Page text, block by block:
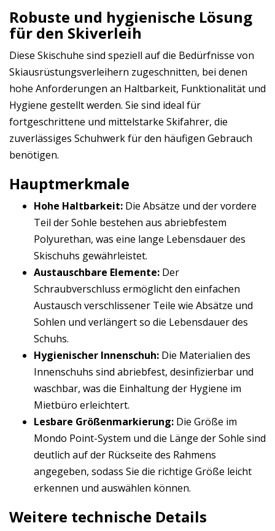
Robuste und hygienische Lösung
für den Skiverleih
Diese Skischuhe sind speziell auf die Bedürfnisse von
Skiausrüstungsverleihern zugeschnitten, bei denen
hohe Anforderungen an Haltbarkeit, Funktionalität und
Hygiene gestellt werden. Sie sind ideal für
fortgeschrittene und mittelstarke Skifahrer, die
zuverlässiges Schuhwerk für den häufigen Gebrauch
benötigen.
Hauptmerkmale
Hohe Haltbarkeit: Die Absätze und der vordere
Teil der Sohle bestehen aus abriebfestem
Polyurethan, was eine lange Lebensdauer des
Skischuhs gewährleistet.
Austauschbare Elemente: Der
Schraubverschluss ermöglicht den einfachen
Austausch verschlissener Teile wie Absätze und
Sohlen und verlängert so die Lebensdauer des
Schuhs.
Hygienischer Innenschuh: Die Materialien des
Innenschuhs sind abriebfest, desinfizierbar und
waschbar, was die Einhaltung der Hygiene im
Mietbüro erleichtert.
Lesbare Größenmarkierung: Die Größe im
Mondo Point-System und die Länge der Sohle sind
deutlich auf der Rückseite des Rahmens
angegeben, sodass Sie die richtige Größe leicht
erkennen und auswählen können.
Weitere technische Details